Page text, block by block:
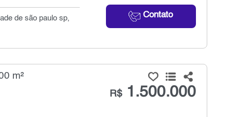
Contato
de são paulo sp,
m²
R$1.500.000